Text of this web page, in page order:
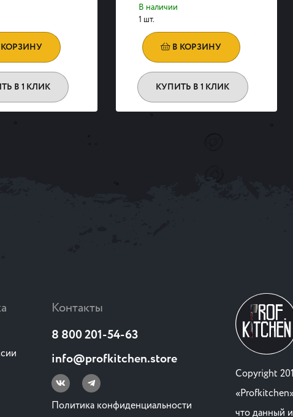
В 1 КЛИК
В наличии
1 шт.
В КОРЗИНУ
КУПИТЬ В 1 КЛИК
Контакты
8 800 201-54-63
info@profkitchen.store
Политика конфиденциальности
Copyright
что данный